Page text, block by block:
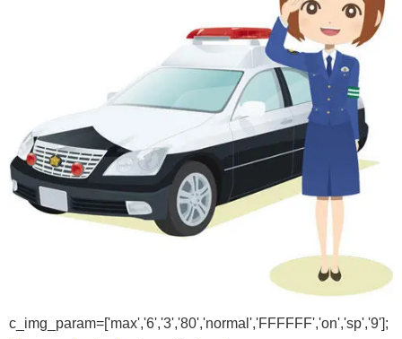
c_img_param=['max','6','3','80','normal','FFFFFF','on','sp','9'];